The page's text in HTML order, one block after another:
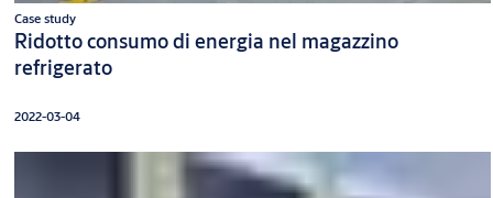
Case study
Ridotto consumo di energia nel magazzino
refrigerato
2022-03-04